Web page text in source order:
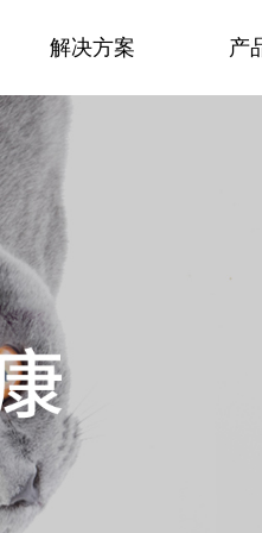
产
解决方案